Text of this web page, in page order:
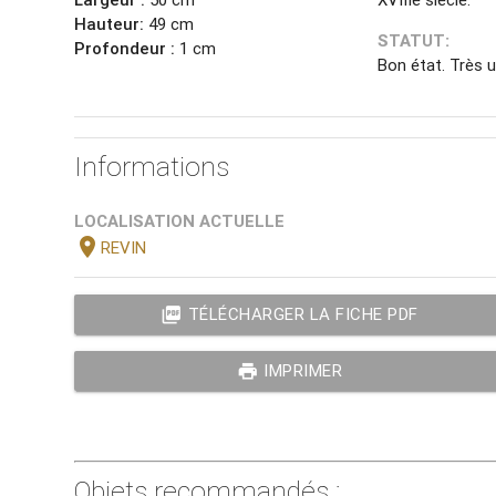
Hauteur: 49 cm
Profondeur : 1 cm
STATUT:
Bon état. Très
Informations
LOCALISATION ACTUELLE
location_onREVIN
picture_as_pdf TÉLÉCHARGER LA FICHE PDF
print IMPRIMER